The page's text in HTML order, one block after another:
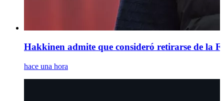
Hakkinen admite que consideró retirarse de la
hace una hora